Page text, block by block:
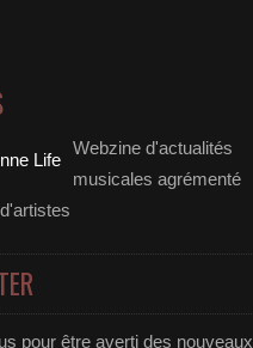
Webzine d'actualités
musicales agrémenté
pour être averti des nouveaux